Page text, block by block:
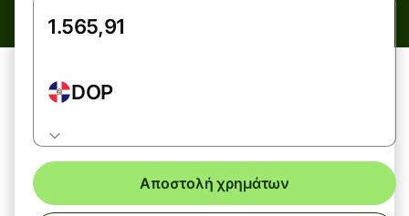
DOP
Αποστολή χρημάτων